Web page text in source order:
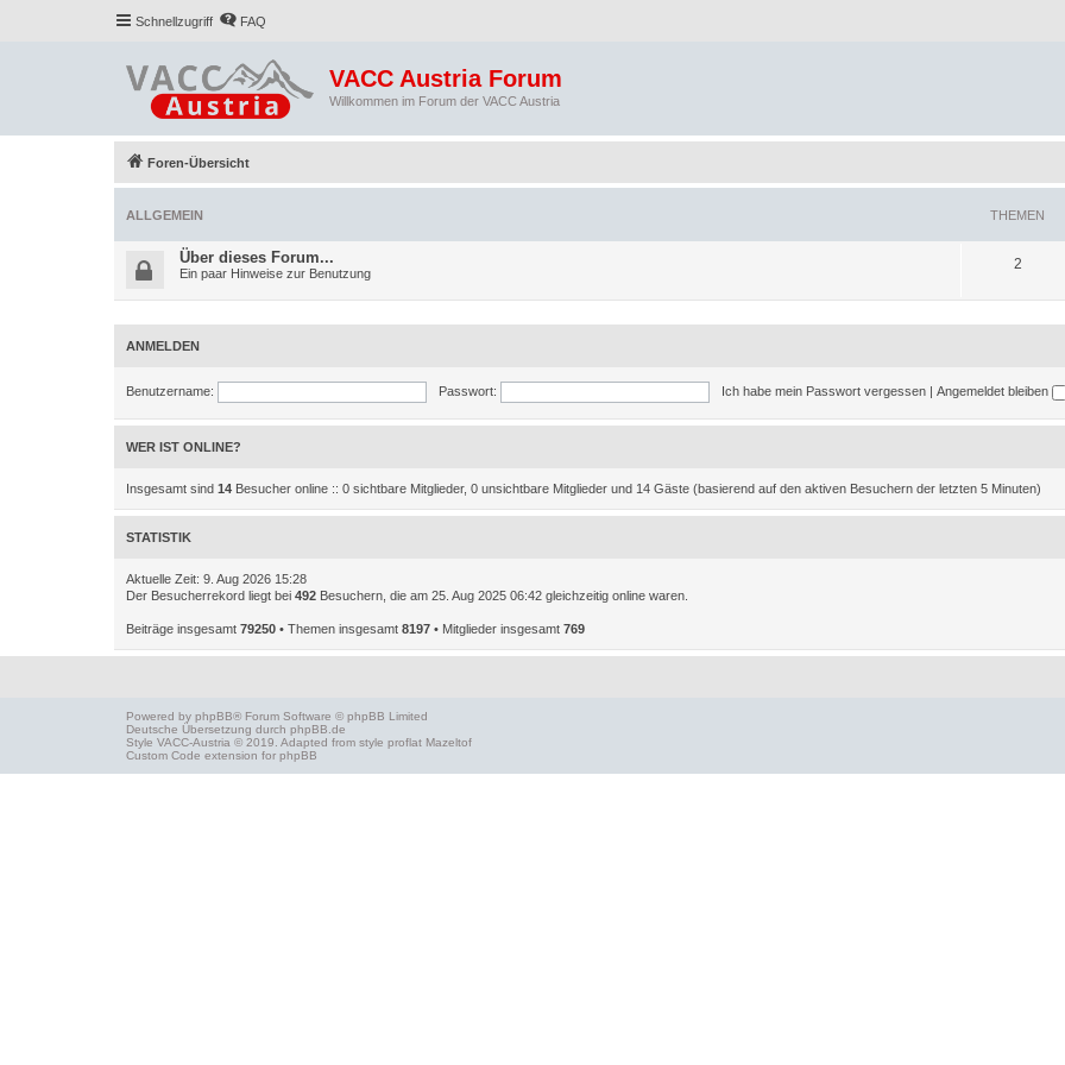
Schnellzugriff FAQ
VACC Austria Forum
Willkommen im Forum der VACC Austria
Foren-Übersicht
ALLGEMEIN THEMEN
Über dieses Forum...
Ein paar Hinweise zur Benutzung
2T
e
e
n
ANMELDEN
Benutzername: Passwort: Ich habe mein Passwort vergessen | Angemeldet bleiben
WER IST ONLINE?
Insgesamt sind 14 Besucher online :: 0 sichtbare Mitglieder, 0 unsichtbare Mitglieder und 14 Gäste (basierend auf den aktiven Besuchern der letzten 5 Minuten)
STATISTIK
Aktuelle Zeit: 9. Aug 2026 15:28
Der Besucherrekord liegt bei 492 Besuchern, die am 25. Aug 2025 06:42 gleichzeitig online waren.
Beiträge insgesamt 79250 • Themen insgesamt 8197 • Mitglieder insgesamt 769
Powered by phpBB® Forum Software © phpBB Limited
Deutsche Übersetzung durch phpBB.de
Style VACC-Austria © 2019. Adapted from style proflat Mazeltof
Custom Code extension for phpBB